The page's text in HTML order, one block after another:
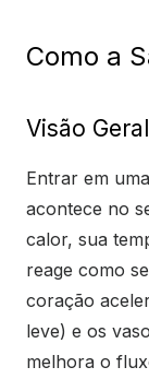
Como a
Visão
Entrar em
acontece no
calor, sua
reage como
coração
leve) e os
melhora o